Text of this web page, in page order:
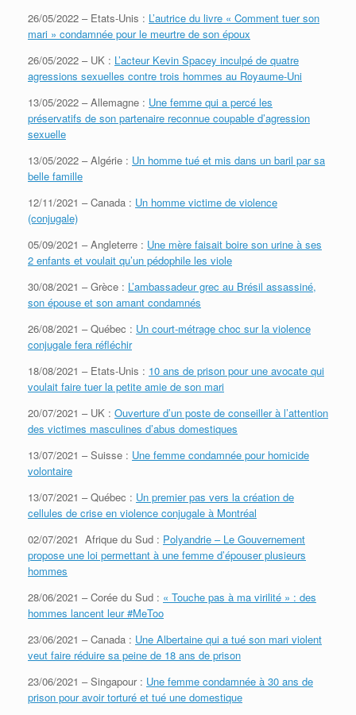
26/05/2022 – Etats-Unis : L’autrice du livre « Comment tuer son
mari » condamnée pour le meurtre de son époux
26/05/2022 – UK : L’acteur Kevin Spacey inculpé de quatre
agressions sexuelles contre trois hommes au Royaume-Uni
13/05/2022 – Allemagne : Une femme qui a percé les
préservatifs de son partenaire reconnue coupable d’agression
sexuelle
13/05/2022 – Algérie : Un homme tué et mis dans un baril par sa
belle famille
12/11/2021 – Canada : Un homme victime de violence
(conjugale)
05/09/2021 – Angleterre : Une mère faisait boire son urine à ses
2 enfants et voulait qu’un pédophile les viole
30/08/2021 – Grèce : L’ambassadeur grec au Brésil assassiné,
son épouse et son amant condamnés
26/08/2021 – Québec : Un court-métrage choc sur la violence
conjugale fera réfléchir
18/08/2021 – Etats-Unis : 10 ans de prison pour une avocate qui
voulait faire tuer la petite amie de son mari
20/07/2021 – UK : Ouverture d’un poste de conseiller à l’attention
des victimes masculines d’abus domestiques
13/07/2021 – Suisse : Une femme condamnée pour homicide
volontaire
13/07/2021 – Québec : Un premier pas vers la création de
cellules de crise en violence conjugale à Montréal
02/07/2021 Afrique du Sud : Polyandrie – Le Gouvernement
propose une loi permettant à une femme d’épouser plusieurs
hommes
28/06/2021 – Corée du Sud : « Touche pas à ma virilité » : des
hommes lancent leur #MeToo
23/06/2021 – Canada : Une Albertaine qui a tué son mari violent
veut faire réduire sa peine de 18 ans de prison
23/06/2021 – Singapour : Une femme condamnée à 30 ans de
prison pour avoir torturé et tué une domestique